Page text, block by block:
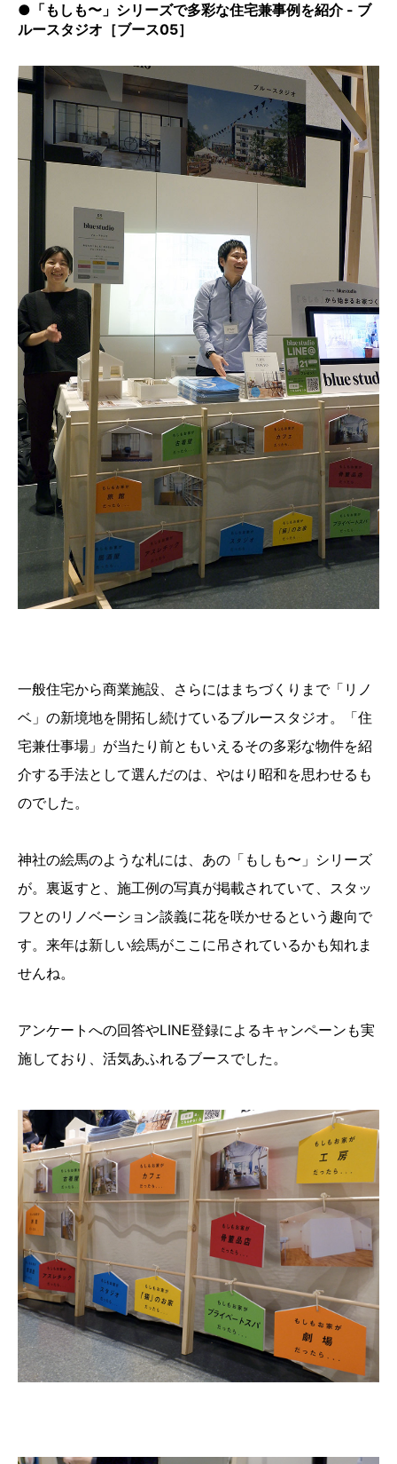
●「もしも〜」シリーズで多彩な住宅兼事例を紹介 - ブ
ルースタジオ［ブース05］
一般住宅から商業施設、さらにはまちづくりまで「リノ
ベ」の新境地を開拓し続けているブルースタジオ。「住
宅兼仕事場」が当たり前ともいえるその多彩な物件を紹
介する手法として選んだのは、やはり昭和を思わせるも
のでした。
神社の絵馬のような札には、あの「もしも〜」シリーズ
が。裏返すと、施工例の写真が掲載されていて、スタッ
フとのリノベーション談義に花を咲かせるという趣向で
す。来年は新しい絵馬がここに吊されているかも知れま
せんね。
アンケートへの回答やLINE登録によるキャンペーンも実
施しており、活気あふれるブースでした。